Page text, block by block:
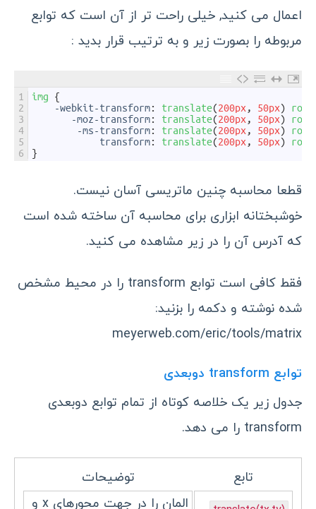
اعمال می کنید, خیلی راحت تر از آن است که توابع
مربوطه را بصورت زیر و به ترتیب قرار بدید :
1
2
3
4
5
6
img
{
-webkit-transform: translate(200px , 50px)
-moz-transform: translate(200px , 50px)
-ms-transform: translate(200px , 50px)
transform: translate(200px , 50px)
}
قطعا محاسبه چنین ماتریسی آسان نیست.
خوشبختانه ابزاری برای محاسبه آن ساخته شده است
که آدرس آن را در زیر مشاهده می کنید.
فقط کافی است توابع transform را در محیط مشخص
شده نوشته و دکمه را بزنید:
meyerweb.com/eric/tools/matrix
توابع transform دوبعدی
جدول زیر یک خلاصه کوتاه از تمام توابع دوبعدی
transform را می دهد.
تابع توضیحات
المان را در جهت محورهای x و